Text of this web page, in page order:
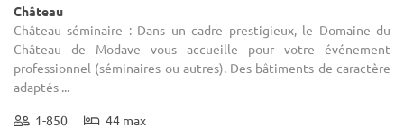
Château
Château séminaire : Dans un cadre prestigieux, le Domaine du
Château de Modave vous accueille pour votre événement
professionnel (séminaires ou autres). Des bâtiments de caractère
adaptés ...
1-850 44 max